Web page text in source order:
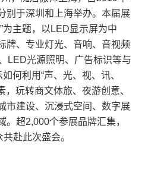
别于深圳和上海举办。本届展
”为主题，以LED显示屏为中
牌、专业灯光、音响、音视频
LED光源照明、广告标识等与
何利用“声、光、视、讯、
，玩转商文体旅、夜游创意、
市建设、沉浸式空间、数字展
。超2,000个参展品牌汇集，
赴此次盛会。